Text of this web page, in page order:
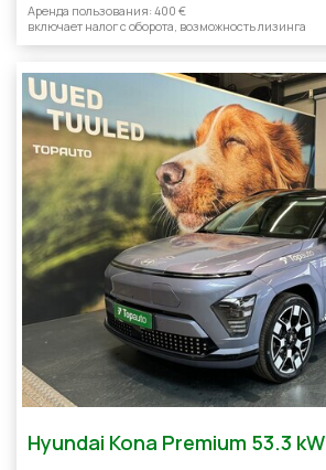
Aренда пользования: 400 €
включает налог с оборотa, возможность лизинга
Hyundai Kona Premium 53.3 kW